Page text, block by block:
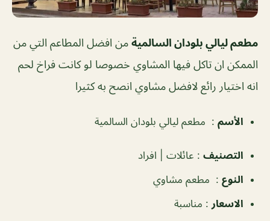
مطعم ليالي بلودان السالمية من افضل المطاعم التي من
الممكن ان تاكل فيها المشاوي خصوصا لو كانت فراخ لحم
انه اختيار رائع لافضل مشاوي انصح به كثيرا
الأسم : مطعم ليالي بلودان السالمية
التصنيف : عائلات | افراد
النوع : مطعم مشاوي
الاسعار : مناسبة